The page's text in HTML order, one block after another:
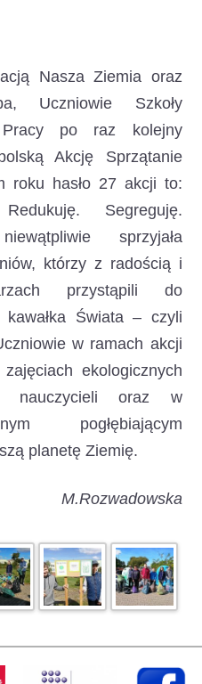
Nasza Ziemia oraz
Uczniowie Szkoły
Pracy po raz kolejny
Akcję Sprzątanie
roku hasło 27 akcji to:
Segreguję.
sprzyjała
którzy z radością i
przystąpili do
kawałka Świata – czyli
w ramach akcji
ekologicznych
nauczycieli oraz w
pogłębiającym
planetę Ziemię.
M.Rozwadowska